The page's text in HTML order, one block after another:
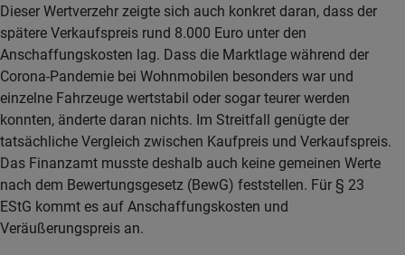
Dieser Wertverzehr zeigte sich auch konkret daran, dass der
spätere Verkaufspreis rund 8.000 Euro unter den
Anschaffungskosten lag. Dass die Marktlage während der
Corona-Pandemie bei Wohnmobilen besonders war und
einzelne Fahrzeuge wertstabil oder sogar teurer werden
konnten, änderte daran nichts. Im Streitfall genügte der
tatsächliche Vergleich zwischen Kaufpreis und Verkaufspreis.
Das Finanzamt musste deshalb auch keine gemeinen Werte
nach dem Bewertungsgesetz (BewG) feststellen. Für § 23
EStG kommt es auf Anschaffungskosten und
Veräußerungspreis an.